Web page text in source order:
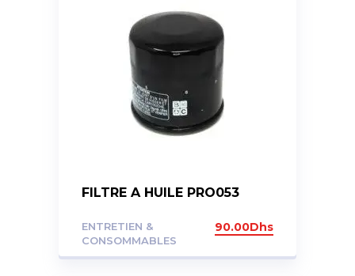
FILTRE A HUILE PRO053
ENTRETIEN &
CONSOMMABLES
90.00Dhs